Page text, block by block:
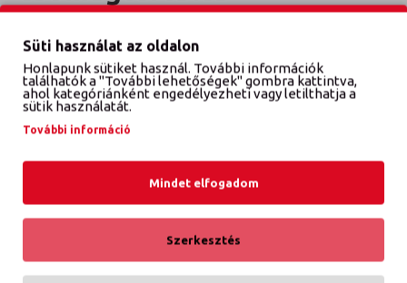
VÉLEMÉNYEK
EBBŐL A KATEGÓRIÁBÓL
Süti használat az oldalon
Honlapunk sütiket használ. További információk
találhatók a "További lehetőségek" gombra kattintva,
ahol kategóriánként engedélyezheti vagy letilthatja a
sütik használatát.
További információ
Mindet elfogadom
Szerkesztés